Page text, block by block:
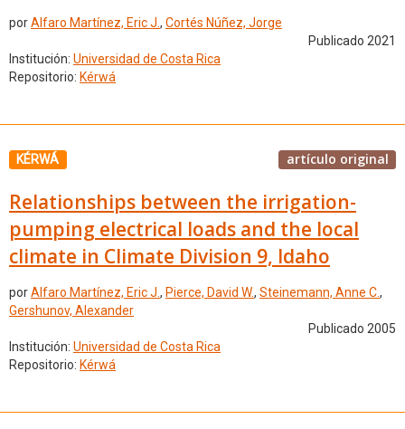
porAlfaro Martínez, Eric J., Cortés Núñez, Jorge
Publicado 2021
Institución: Universidad de Costa Rica
Repositorio: Kérwá
KÉRWÁ artículo original
Relationships between the irrigation-
pumping electrical loads and the local
climate in Climate Division 9, Idaho
porAlfaro Martínez, Eric J., Pierce, David W., Steinemann, Anne C.,
Gershunov, Alexander
Publicado 2005
Institución: Universidad de Costa Rica
Repositorio: Kérwá